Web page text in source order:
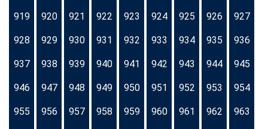
919 920 921 922 923 924 925 926 927
928 929 930 931 932 933 934 935 936
937 938 939 940 941 942 943 944 945
946 947 948 949 950 951 952 953 954
955 956 957 958 959 960 961 962 963